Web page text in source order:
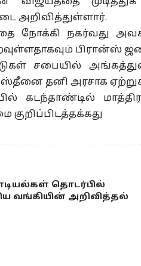
அறிவித்துள்ளார்.
நோக்கி நகர்வது
பிரான்ஸ்
சபையில்
தனி அரசாக
கடந்தாண்டில்
குறிப்பிடத்தக்கது
தொடர்பில்
வங்கியின் அறிவித்தல்